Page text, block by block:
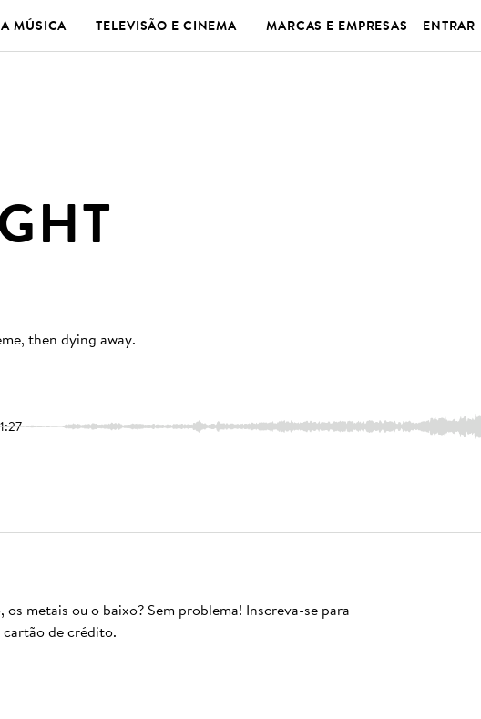
MÚSICA TELEVISÃO E CINEMA MARCAS E EMPRESAS ENTRAR
then dying away.
1:27
metais ou o baixo? Sem problema! Inscreva-se para
cartão de crédito.